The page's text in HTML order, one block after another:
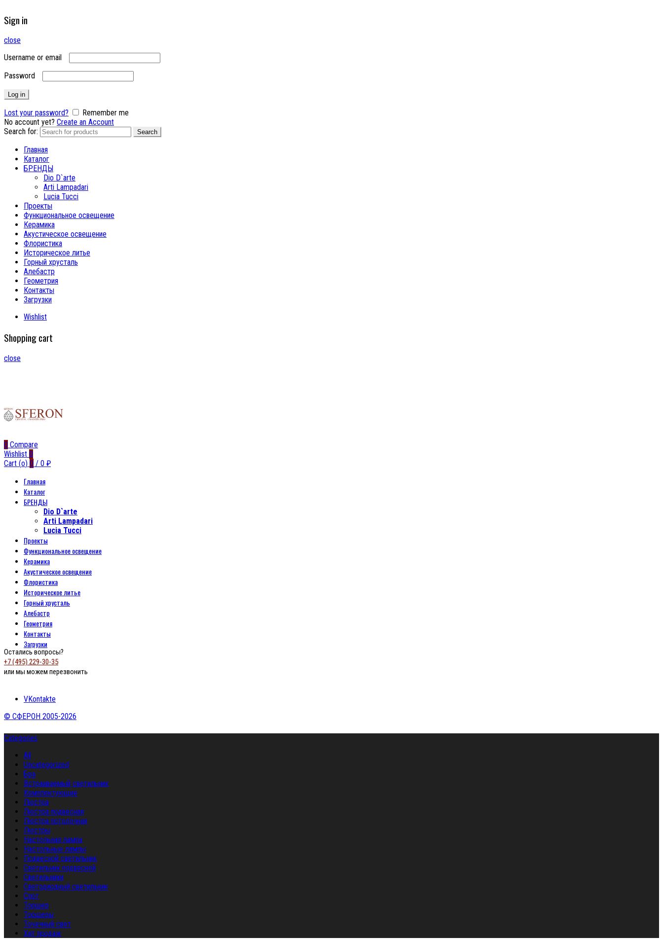
Sign in
close
Username or email
Password
Log in
Lost your password?
Remember me
No account yet? Create an Account
Search for:
Search
Главная
Каталог
БРЕНДЫ
Dio D`arte
Arti Lampadari
Lucia Tucci
Проекты
Функциональное освещение
Керамика
Акустическое освещение
Флористика
Историческое литье
Горный хрусталь
Алебастр
Геометрия
Контакты
Загрузки
Wishlist
Shopping cart
close
0 Compare
Wishlist 0
Cart (o) 0 / 0 ₽
Главная
Каталог
БРЕНДЫ
Dio D`arte
Arti Lampadari
Lucia Tucci
Проекты
Функциональное освещение
Керамика
Акустическое освещение
Флористика
Историческое литье
Горный хрусталь
Алебастр
Геометрия
Контакты
Загрузки
Остались вопросы?
+7 (495) 229-30-35
или мы можем перезвонить
VKontakte
© СФЕРОН 2005-2026
Categories
All
Uncategorized
Бра
Встраиваемый светильник
Комплектующие
Люстра
Люстра подвесная
Люстра потолочная
Люстры
Настольная лампа
Настольные лампы
Подвесной светильник
Светильник подвесной
Светильники
Светодиодный светильник
Спот
Торшер
Торшеры
Точечный свет
Хит продаж